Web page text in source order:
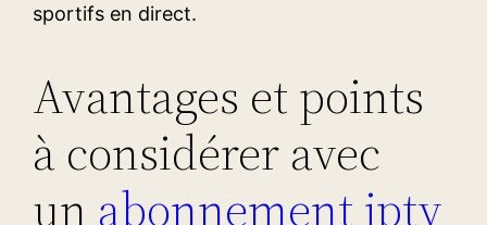
sportifs en direct.
Avantages et points
à considérer avec
un abonnement iptv